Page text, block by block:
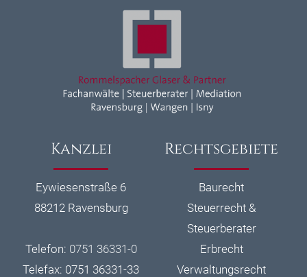
Kanzlei
Eywiesenstraße 6
88212 Ravensburg
Telefon: 0751 36331-0
Telefax: 0751 36331-33
Rechtsgebiete
Baurecht
Steuerrecht &
Steuerberater
Erbrecht
Verwaltungsrecht